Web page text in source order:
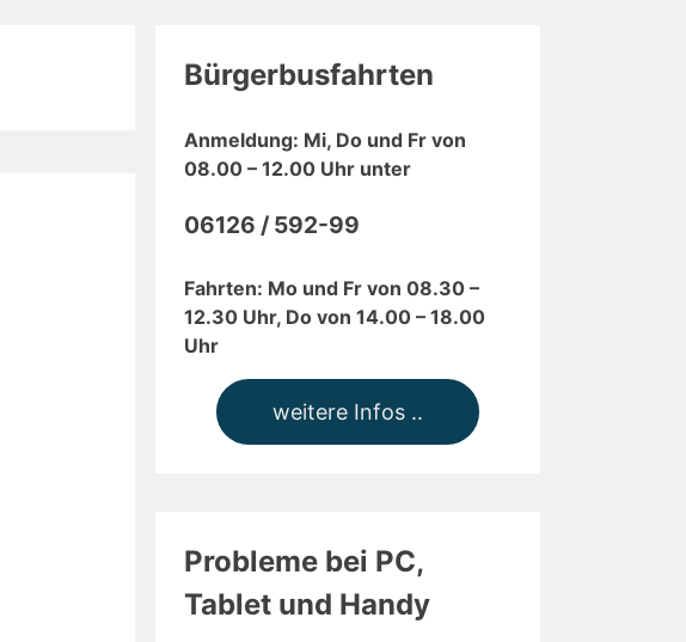
Bürgerbusfahrten
Anmeldung: Mi, Do und Fr von
08.00 – 12.00 Uhr unter
06126 / 592-99
Fahrten: Mo und Fr von 08.30 –
12.30 Uhr, Do von 14.00 – 18.00
Uhr
weitere Infos ..
Probleme bei PC,
Tablet und Handy